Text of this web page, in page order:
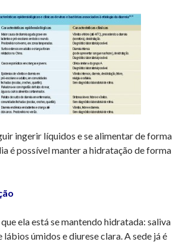
ingerir líquidos e se alimentar de forma
é possível manter a hidratação de forma
ela está se mantendo hidratada: saliva
lábios úmidos e diurese clara. A sede já é